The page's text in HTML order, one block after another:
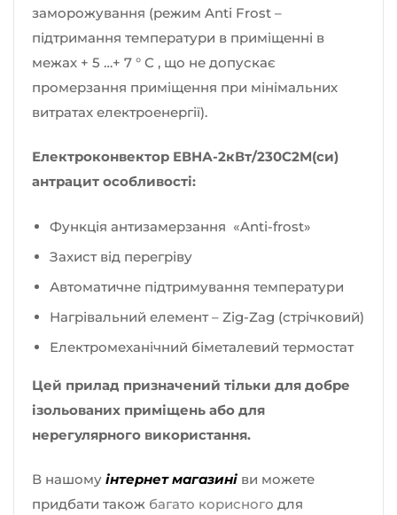
заморожування (режим Anti Frost –
підтримання температури в приміщенні в
межах + 5 …+ 7 ° С , що не допускає
промерзання приміщення при мінімальних
витратах електроенергії).
Електроконвектор ЕВНА-2кВт/230С2М(си)
антрацит особливості:
Функція антизамерзання «Anti-frost»
Захист від перегріву
Автоматичне підтримування температури
Нагрівальний елемент – Zig-Zag (стрічковий)
Електромеханічний біметалевий термостат
Цей прилад призначений тільки для добре
ізольованих приміщень або для
нерегулярного використання.
В нашому інтернет магазині ви можете
придбати також багато корисного для